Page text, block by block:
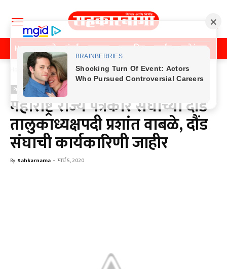
Home पुणे मुंबई महाराष्ट्र राजकीय क्राईम मनोरंजन
Home Previos News
Previos News
महाराष्ट्र राज्य पत्रकार संघाच्या दौंड
तालुकाध्यक्षपदी प्रशांत वाबळे, दौंड
संघाची कार्यकारिणी जाहीर
By Sahkarnama - मार्च 5, 2020